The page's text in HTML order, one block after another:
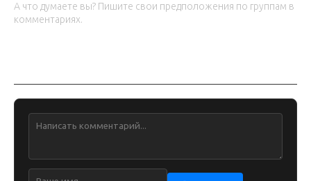
А что думаете вы? Пишите свои предположения по группам в
комментариях.